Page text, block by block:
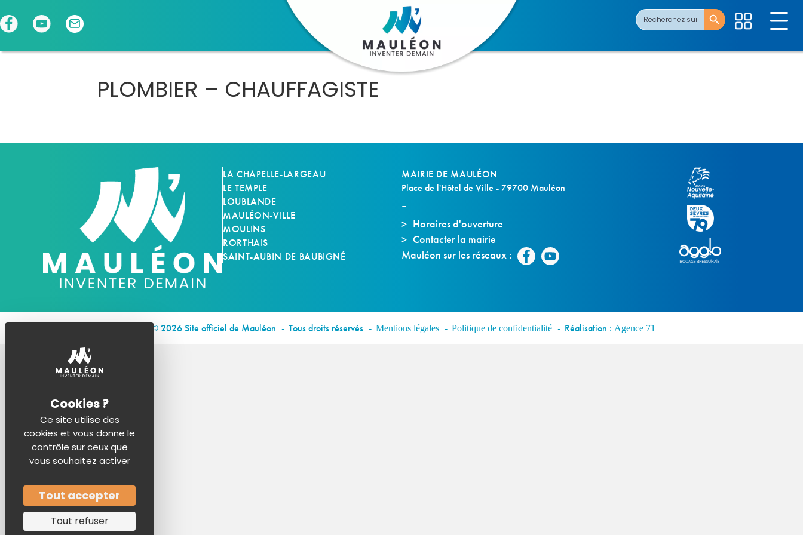
Search
for:
Search Button
PLOMBIER – CHAUFFAGISTE
LA CHAPELLE-LARGEAU
LE TEMPLE
LOUBLANDE
MAULÉON-VILLE
MOULINS
RORTHAIS
SAINT-AUBIN DE BAUBIGNÉ
MAIRIE DE MAULÉON
Place de l'Hôtel de Ville - 79700 Mauléon
Horaires d'ouverture
Contacter la mairie
Mauléon sur les réseaux :
© 2026 Site officiel de Mauléon Tous droits réservés Mentions légales Politique de confidentialité Réalisation : Agence 71
Ce site utilise des
cookies et vous donne le
contrôle sur ceux que
vous souhaitez activer
Tout accepter
Tout refuser